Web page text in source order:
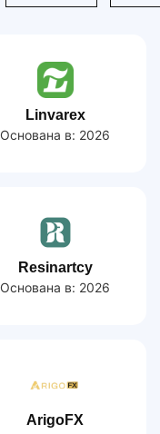
Linvarex
Основана в: 2026
Resinartcy
Основана в: 2026
ArigoFX